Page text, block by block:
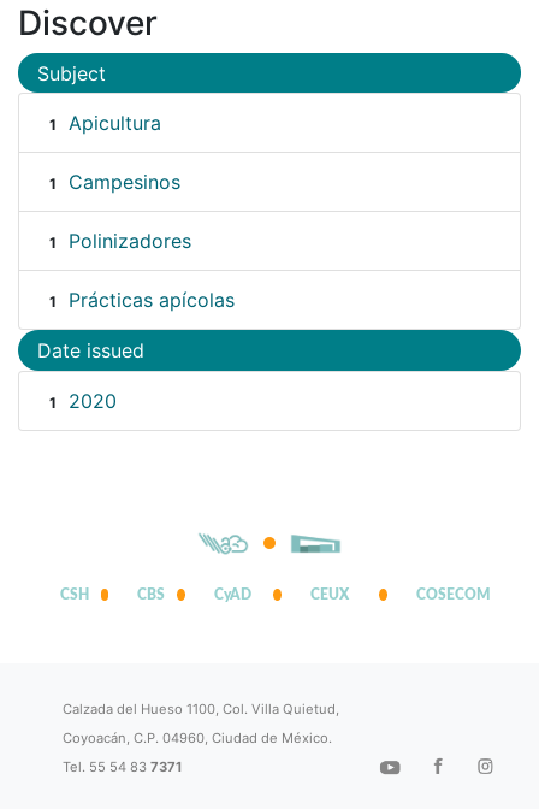
Discover
Subject
1 Apicultura
1 Campesinos
1 Polinizadores
1 Prácticas apícolas
Date issued
1 2020
CSH CBS CyAD CEUX COSECOM
Calzada del Hueso 1100, Col. Villa Quietud,
Coyoacán, C.P. 04960, Ciudad de México.
Tel. 55 54 837371